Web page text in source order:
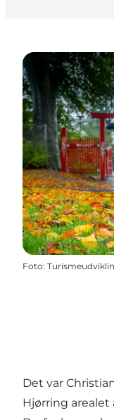
Foto:
Det var
Hjørring arealet